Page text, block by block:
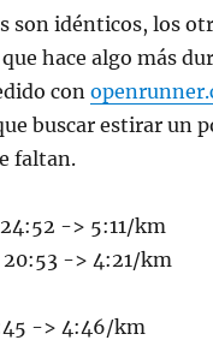
idénticos, los
hace algo más
con
buscar estirar un
faltan.
-> 5:11/km
-> 4:21/km
-> 4:46/km